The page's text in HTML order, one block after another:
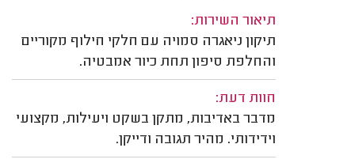
תיאור השירות:
תיקון ניאגרה סמויה עם חלקי חילוף מקוריים
והחלפת סיפון תחת כיור אמבטיה.
חוות דעת:
מדבר באדיבות, מתקן בשקט ויעילות, מקצועי
וידידותי. מהיר תגובה ודייקן.